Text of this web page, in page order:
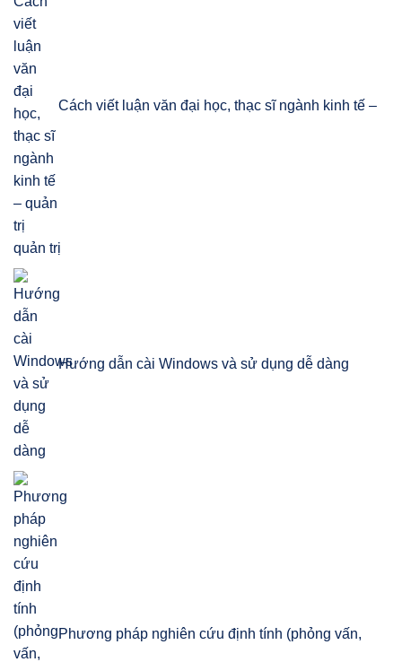
Cách viết luận văn đại học, thạc sĩ ngành kinh tế –
quản trị
Hướng dẫn cài Windows và sử dụng dễ dàng
Phương pháp nghiên cứu định tính (phỏng vấn,